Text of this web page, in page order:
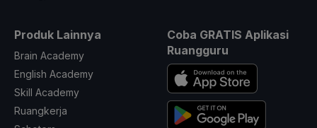
Produk Lainnya
Brain Academy
English Academy
Skill Academy
Ruangkerja
Coba GRATIS Aplikasi
Ruangguru